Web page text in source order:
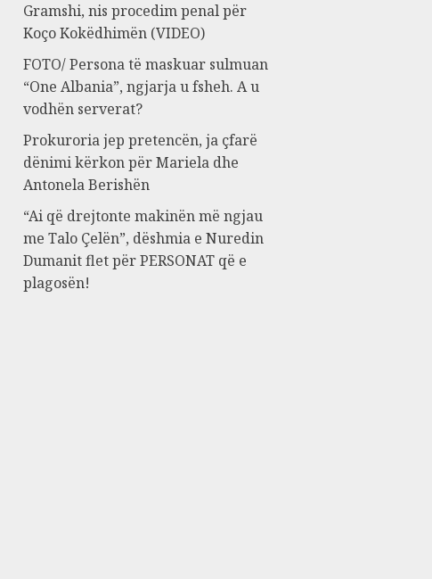
Gramshi, nis procedim penal për
Koço Kokëdhimën (VIDEO)
FOTO/ Persona të maskuar sulmuan
“One Albania”, ngjarja u fsheh. A u
vodhën serverat?
Prokuroria jep pretencën, ja çfarë
dënimi kërkon për Mariela dhe
Antonela Berishën
“Ai që drejtonte makinën më ngjau
me Talo Çelën”, dëshmia e Nuredin
Dumanit flet për PERSONAT që e
plagosën!